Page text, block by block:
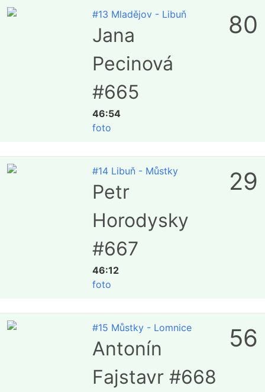
#13 Mladějov - Libuň
Jana
Pecinová
#665
46:54
foto
80
#14 Libuň - Můstky
Petr
Horodysky
#667
46:12
foto
29
#15 Můstky - Lomnice
Antonín
Fajstavr #668
56